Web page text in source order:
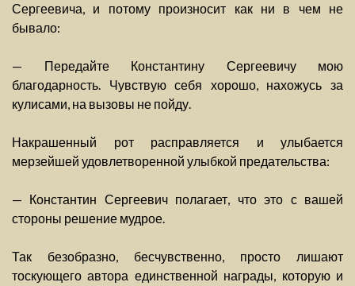
Сергеевича, и потому произносит как ни в чем не
бывало:
— Передайте Константину Сергеевичу мою
благодарность. Чувствую себя хорошо, нахожусь за
кулисами, на вызовы не пойду.
Накрашенный рот расправляется и улыбается
мерзейшей удовлетворенной улыбкой предательства:
— Константин Сергеевич полагает, что это с вашей
стороны решение мудрое.
Так безобразно, бесчувственно, просто лишают
тоскующего автора единственной награды, которую и